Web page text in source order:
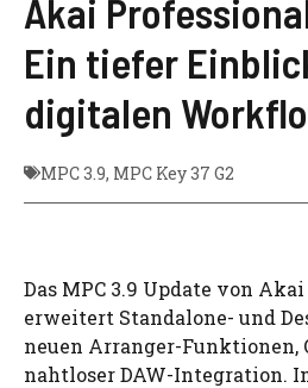
Akai
Ein tiefer
digitalen
MPC 3.9, MPC Key 37 G2
Das MPC 3.9 Update von
erweitert Standalone- und
neuen Arranger-Funktionen,
nahtloser DAW-Integration.